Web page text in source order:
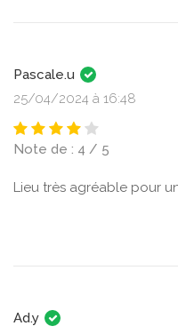
Pascale.u
25/04/2024 à 16:48
Note de : 4 / 5
Lieu très agréable pour
Ad.y